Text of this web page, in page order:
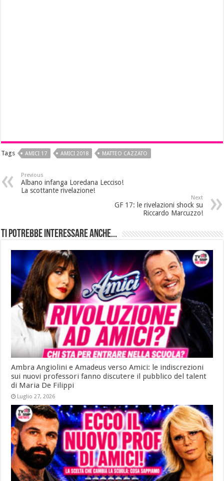
Tags AMICI 17 AMICI 2018 MATTEO CAZZATO
Previous
Albano infanga Loredana Lecciso!
La scottante rivelazione!
Next
GF 17: le rivelazioni shock su
Riccardo Marcuzzo!
Ti potrebbe interessare anche...
Ambra Angiolini e Amadeus verso Amici: le indiscrezioni
sui nuovi professori fanno discutere il pubblico del talent
di Maria De Filippi
Luglio 27, 2026